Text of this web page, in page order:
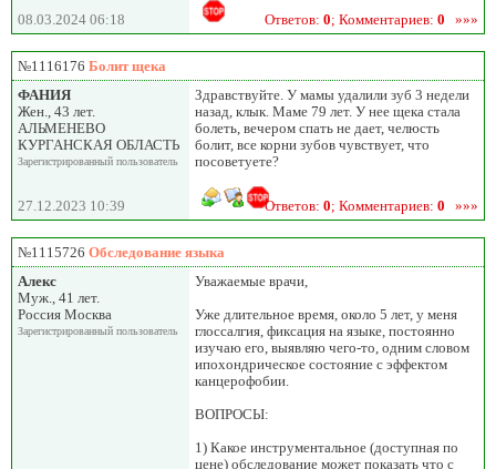
08.03.2024 06:18 Ответов: 0; Комментариев: 0 »»»
№1116176 Болит щека
ФАНИЯ
Жен., 43 лет.
АЛЬМЕНЕВО
КУРГАНСКАЯ ОБЛАСТЬ
Зарегистрированный пользователь
Здравствуйте. У мамы удалили зуб 3 недели
назад, клык. Маме 79 лет. У нее щека стала
болеть, вечером спать не дает, челюсть
болит, все корни зубов чувствует, что
посоветуете?
27.12.2023 10:39 Ответов: 0; Комментариев: 0 »»»
№1115726 Обследование языка
Алекс
Муж., 41 лет.
Россия Москва
Зарегистрированный пользователь
Уважаемые врачи,
Уже длительное время, около 5 лет, у меня
глоссалгия, фиксация на языке, постоянно
изучаю его, выявляю чего-то, одним словом
ипохондрическое состояние с эффектом
канцерофобии.
ВОПРОСЫ:
1) Какое инструментальное (доступная по
цене) обследование может показать что с